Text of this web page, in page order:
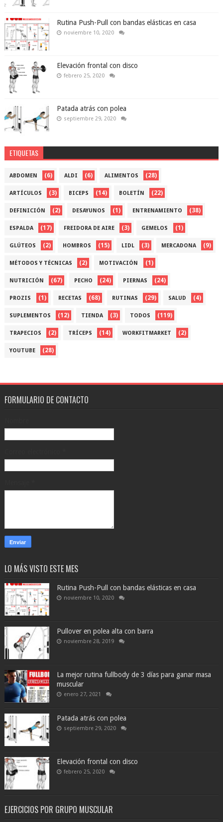
Rutina Push-Pull con bandas elásticas en casa
noviembre 10, 2020
Elevación frontal con disco
febrero 25, 2020
Patada atrás con polea
septiembre 29, 2020
ETIQUETAS
ABDOMEN (6) ALDI (6) ALIMENTOS (28)
ARTÍCULOS (3) BICEPS (14) BOLETÍN (22)
DEFINICIÓN (2) DESAYUNOS (1) ENTRENAMIENTO (38)
ESPALDA (17) FREIDORA DE AIRE (3) GEMELOS (1)
GLÚTEOS (2) HOMBROS (15) LIDL (3) MERCADONA (9)
MÉTODOS Y TÉCNICAS (2) MOTIVACIÓN (1)
NUTRICIÓN (67) PECHO (24) PIERNAS (24)
PROZIS (1) RECETAS (68) RUTINAS (29) SALUD (4)
SUPLEMENTOS (12) TIENDA (3) TODOS (119)
TRAPECIOS (2) TRÍCEPS (14) WORKFITMARKET (2)
YOUTUBE (28)
FORMULARIO DE CONTACTO
LO MÁS VISTO ESTE MES
Rutina Push-Pull con bandas elásticas en casa
noviembre 10, 2020
Pullover en polea alta con barra
noviembre 28, 2019
La mejor rutina fullbody de 3 días para ganar masa
muscular
enero 27, 2021
Patada atrás con polea
septiembre 29, 2020
Elevación frontal con disco
febrero 25, 2020
EJERCICIOS POR GRUPO MUSCULAR